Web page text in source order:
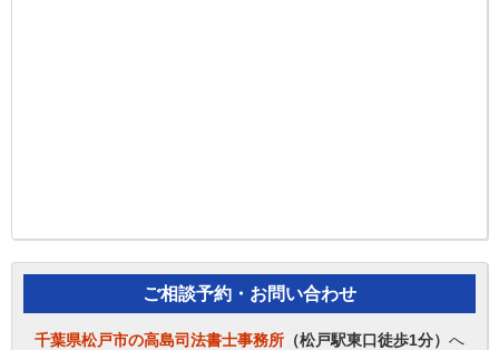
ご相談予約・お問い合わせ
千葉県松戸市の高島司法書士事務所 （松戸駅東口徒歩1分） へ